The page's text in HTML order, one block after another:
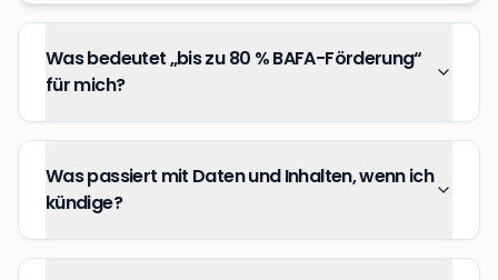
Was bedeutet „bis zu 80 % BAFA-Förderung“
für mich?
Was passiert mit Daten und Inhalten, wenn ich
kündige?